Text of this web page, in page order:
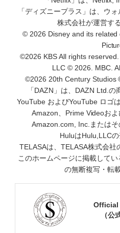
「ディズニープラス」は、ウ
株式会社が運営す
© 2026 Disney and its
©2026 KBS All rights
LLC © 2026. MBC.
©2026 20th Century Studios
「DAZN」は、DAZN Ltd.の
YouTube およびYouTube ロゴ
Amazon、Prime Videoお
Amazon.com, Inc.またはそ
HuluはHulu,LLCの
TELASAは、TELASA株式会社
このホームページに掲載して
の無断複写・転
Official
（公